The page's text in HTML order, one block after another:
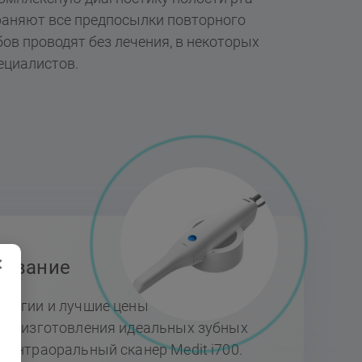
все предпосылки повторного
проводят без лечения, в некоторых
и лучшие цены — вот, что
изготовления идеальных зубных
интраоральный сканер Medit i700.